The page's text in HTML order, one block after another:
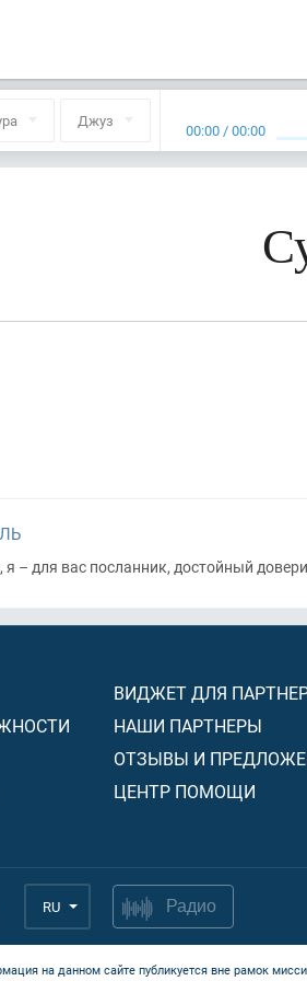
Джуз 00:00 /00:00
я – для вас посланник, достойный
ВИДЖЕТ ДЛЯ
НАШИ ПАРТНЕРЫ
ОТЗЫВЫ И
ЦЕНТР ПОМОЩИ
RU Радио
на данном сайте публикуется вне рамок